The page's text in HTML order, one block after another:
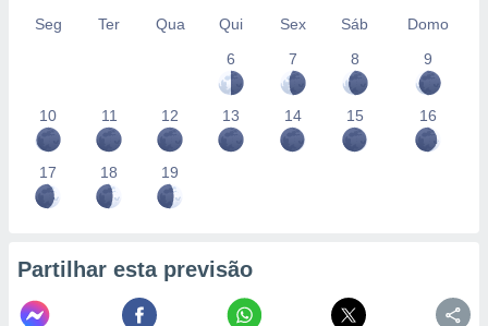
Seg Ter Qua Qui Sex Sáb
Domo
6
7 8 9
10 11 12 13 14 15 16
17 18 19
Partilhar esta previsão